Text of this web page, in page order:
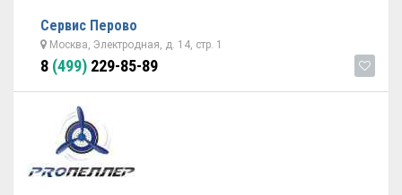
Сервис Перово
Москва, Электродная, д. 14, стр. 1
8 (499) 229-85-89